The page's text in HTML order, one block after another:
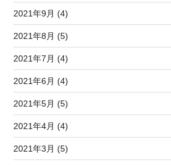
2021年9月 (4)
2021年8月 (5)
2021年7月 (4)
2021年6月 (4)
2021年5月 (5)
2021年4月 (4)
2021年3月 (5)